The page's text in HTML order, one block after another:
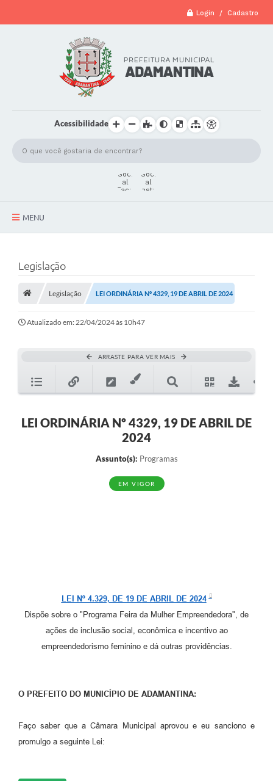
Login / Cadastro
Acessibilidade
MENU
Secretarias
Legislação
Atos Municipais
Arquivos para Download
SOLICITAÇÕES PRESENCIAIS (SIC-FÍSICO)
Expediente
Galeria de Vídeos
Legislação
Legislação LEI ORDINÁRIA Nº 4329, 19 DE ABRIL DE 2024
Atualizado em: 22/04/2024 às 10h47
ARRASTE PARA VER MAIS
LEI ORDINÁRIA Nº 4329, 19 DE ABRIL DE
2024
Assunto(s): Programas
EM VIGOR
LEI Nº 4.329, DE 19 DE ABRIL DE 2024
Dispõe sobre o "Programa Feira da Mulher Empreendedora", de
ações de inclusão social, econômica e incentivo ao
empreendedorismo feminino e dá outras providências.
O PREFEITO DO MUNICÍPIO DE ADAMANTINA:
Faço saber que a Câmara Municipal aprovou e eu sanciono e
promulgo a seguinte Lei: